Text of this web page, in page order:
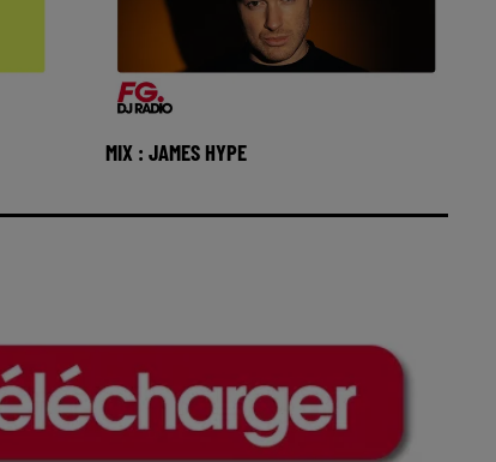
MIX : JAMES HYPE